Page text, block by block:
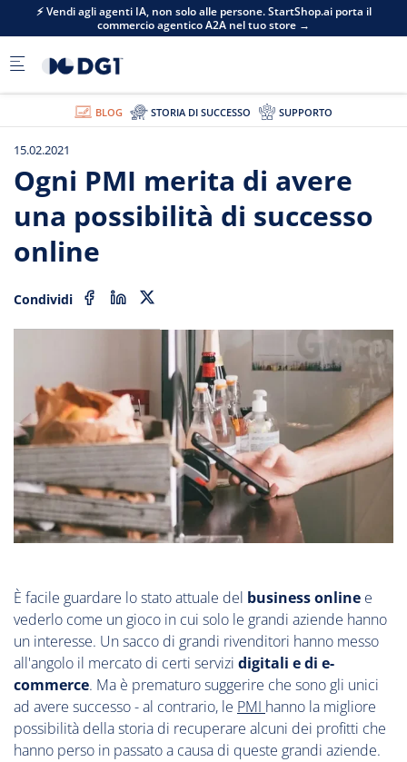
Skip to main content
⚡ Vendi agli agenti IA, non solo alle persone. StartShop.ai porta il
commercio agentico A2A nel tuo store →
BLOG STORIA DI SUCCESSO SUPPORTO
15.02.2021
Ogni PMI merita di avere
una possibilità di successo
online
Condividi
È facile guardare lo stato attuale del business online e
vederlo come un gioco in cui solo le grandi aziende hanno
un interesse. Un sacco di grandi rivenditori hanno messo
all'angolo il mercato di certi servizi digitali e di e-
commerce. Ma è prematuro suggerire che sono gli unici
ad avere successo - al contrario, le PMI hanno la migliore
possibilità della storia di recuperare alcuni dei profitti che
hanno perso in passato a causa di queste grandi aziende.